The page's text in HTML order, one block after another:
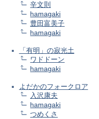
辛文則
hamagaki
豊田富美子
hamagaki
「有明」の寂光土
ワドドーン
hamagaki
よだかのフォークロア
入沢康夫
hamagaki
つめくさ